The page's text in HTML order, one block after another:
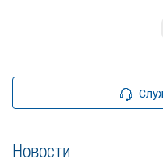
Новости